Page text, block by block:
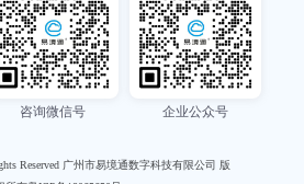
咨询微信号 企业公众号
Reserved 广州市易境通数字科技有限公司 版